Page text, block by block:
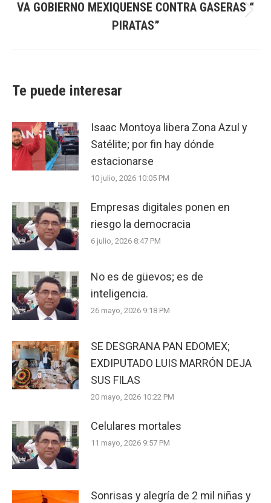
post:
VA GOBIERNO MEXIQUENSE CONTRA GASERAS “
PIRATAS”
Te puede interesar
Isaac Montoya libera Zona Azul y
Satélite; por fin hay dónde
estacionarse
10 julio, 2026 10:05 PM
Empresas digitales ponen en
riesgo la democracia
6 julio, 2026 8:47 PM
No es de güevos; es de
inteligencia.
26 mayo, 2026 9:18 PM
SE DESGRANA PAN EDOMEX;
EXDIPUTADO LUIS MARRÓN DEJA
SUS FILAS
20 mayo, 2026 10:22 PM
Celulares mortales
11 mayo, 2026 9:57 PM
Sonrisas y alegría de 2 mil niñas y